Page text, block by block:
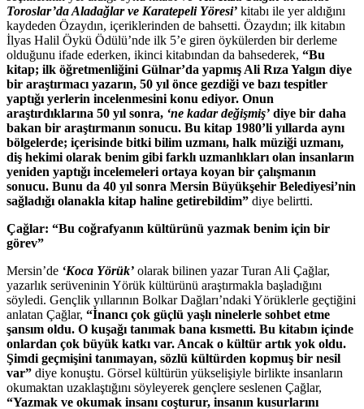
Toroslar’da Aladağlar ve Karatepeli Yöresi’ kitabı ile yer aldığını
kaydeden Özaydın, içeriklerinden de bahsetti. Özaydın; ilk kitabın
İlyas Halil Öykü Ödülü’nde ilk 5’e giren öykülerden bir derleme
olduğunu ifade ederken, ikinci kitabından da bahsederek, “Bu
kitap; ilk öğretmenliğini Gülnar’da yapmış Ali Rıza Yalgın diye
bir araştırmacı yazarın, 50 yıl önce gezdiği ve bazı tespitler
yaptığı yerlerin incelenmesini konu ediyor. Onun
araştırdıklarına 50 yıl sonra, ‘ne kadar değişmiş’ diye bir daha
bakan bir araştırmanın sonucu. Bu kitap 1980’li yıllarda aynı
bölgelerde; içerisinde bitki bilim uzmanı, halk müziği uzmanı,
diş hekimi olarak benim gibi farklı uzmanlıkları olan insanların
yeniden yaptığı incelemeleri ortaya koyan bir çalışmanın
sonucu. Bunu da 40 yıl sonra Mersin Büyükşehir Belediyesi’nin
sağladığı olanakla kitap haline getirebildim” diye belirtti.
Çağlar: “Bu coğrafyanın kültürünü yazmak benim için bir
görev”
Mersin’de ‘Koca Yörük’ olarak bilinen yazar Turan Ali Çağlar,
yazarlık serüveninin Yörük kültürünü araştırmakla başladığını
söyledi. Gençlik yıllarının Bolkar Dağları’ndaki Yörüklerle geçtiğini
anlatan Çağlar, “İnancı çok güçlü yaşlı ninelerle sohbet etme
şansım oldu. O kuşağı tanımak bana kısmetti. Bu kitabın içinde
onlardan çok büyük katkı var. Ancak o kültür artık yok oldu.
Şimdi geçmişini tanımayan, sözlü kültürden kopmuş bir nesil
var” diye konuştu. Görsel kültürün yükselişiyle birlikte insanların
okumaktan uzaklaştığını söyleyerek gençlere seslenen Çağlar,
“Yazmak ve okumak insanı coşturur, insanın kusurlarını